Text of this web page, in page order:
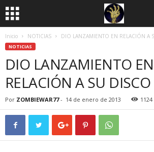
Inicio NOTICIAS DIO LANZAMIENTO EN RELACIÓN A
NOTICIAS
DIO LANZAMIENTO EN
RELACIÓN A SU
Por ZOMBIEWAR77- 14 de enero de 2013 1124